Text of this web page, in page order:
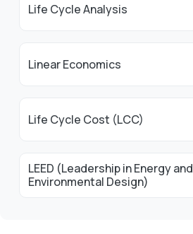
Life Cycle Analysis
Linear Economics
Life Cycle Cost (LCC)
LEED (Leadership in Energy and
Environmental Design)